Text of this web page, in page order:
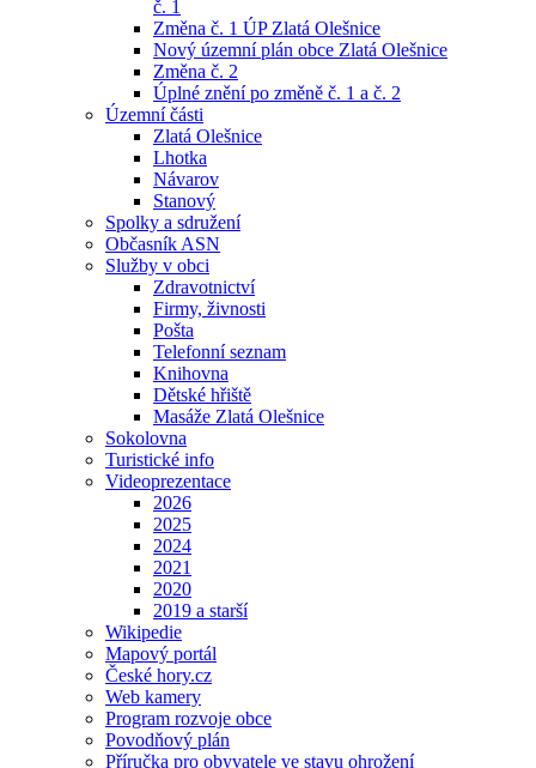
č. 1
Změna č. 1 ÚP Zlatá Olešnice
Nový územní plán obce Zlatá Olešnice
Změna č. 2
Úplné znění po změně č. 1 a č. 2
Územní části
Zlatá Olešnice
Lhotka
Návarov
Stanový
Spolky a sdružení
Občasník ASN
Služby v obci
Zdravotnictví
Firmy, živnosti
Pošta
Telefonní seznam
Knihovna
Dětské hřiště
Masáže Zlatá Olešnice
Sokolovna
Turistické info
Videoprezentace
2026
2025
2024
2021
2020
2019 a starší
Wikipedie
Mapový portál
České hory.cz
Web kamery
Program rozvoje obce
Povodňový plán
Příručka pro obyvatele ve stavu ohrožení